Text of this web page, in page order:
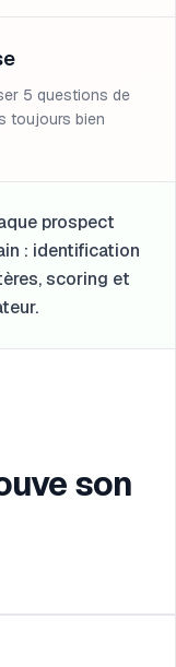
5 questions de
toujours bien
prospect
: identification
scoring et
son